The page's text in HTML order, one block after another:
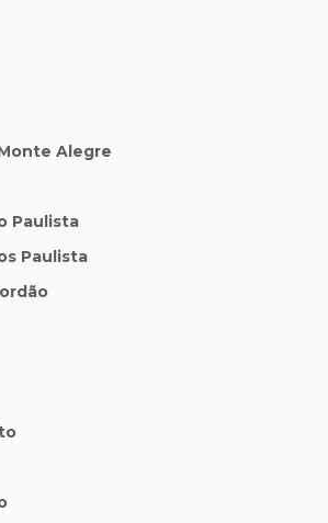
Monte Alegre
Paulista
Paulista